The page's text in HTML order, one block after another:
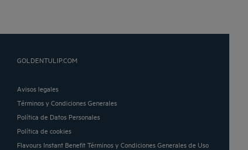
GOLDENTULIP.COM
Avisos legales
Términos y Condiciones Generales
Política de Datos Personales
Política de cookies
Flavours Instant Benefit Términos y Condiciones Generales de Uso